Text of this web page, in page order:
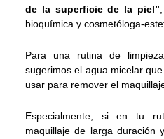
de la superficie de la piel”
bioquímica y cosmetóloga-
Para una rutina de
sugerimos el agua micelar
usar para remover el
Especialmente, si en tu
maquillaje de larga duración